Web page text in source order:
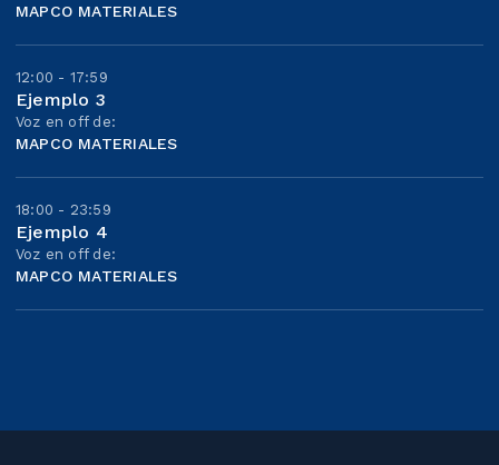
MAPCO MATERIALES
12:00 - 17:59
Ejemplo 3
Voz en off de:
MAPCO MATERIALES
18:00 - 23:59
Ejemplo 4
Voz en off de:
MAPCO MATERIALES